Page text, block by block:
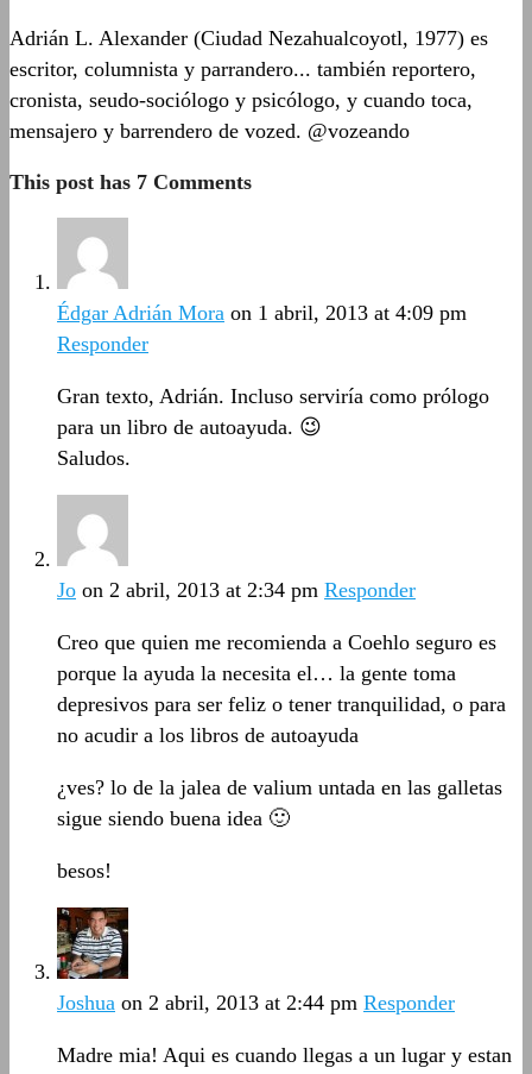
Adrián L. Alexander (Ciudad Nezahualcoyotl, 1977) es
escritor, columnista y parrandero... también reportero,
cronista, seudo-sociólogo y psicólogo, y cuando toca,
mensajero y barrendero de vozed. @vozeando
This post has 7 Comments
Édgar Adrián Mora on 1 abril, 2013 at 4:09 pm
Responder
Gran texto, Adrián. Incluso serviría como prólogo
para un libro de autoayuda. 😉
Saludos.
Jo on 2 abril, 2013 at 2:34 pm Responder
Creo que quien me recomienda a Coehlo seguro es
porque la ayuda la necesita el… la gente toma
depresivos para ser feliz o tener tranquilidad, o para
no acudir a los libros de autoayuda
¿ves? lo de la jalea de valium untada en las galletas
sigue siendo buena idea 🙂
besos!
Joshua on 2 abril, 2013 at 2:44 pm Responder
Madre mia! Aqui es cuando llegas a un lugar y estan